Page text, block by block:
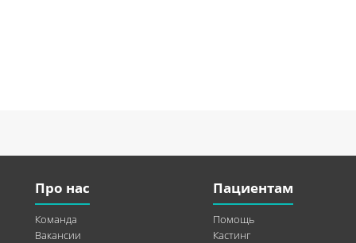
Про нас
Команда
Вакансии
Пациентам
Помощь
Кастинг